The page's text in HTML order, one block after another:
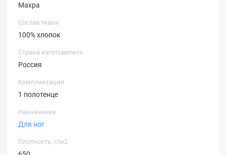
Махра
Состав ткани
100% хлопок
Страна изготовитель
Россия
Комплектация
1 полотенце
Назначение
Для ног
Плотность, г/м2